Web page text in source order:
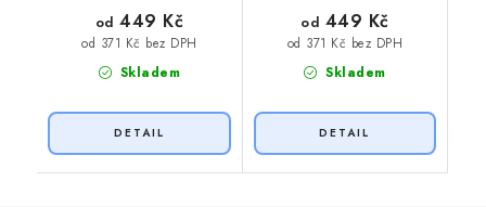
Skladem
od 371 Kč bez DPH
od 449 Kč
Skladem
od 371 Kč bez DPH
od 449 Kč